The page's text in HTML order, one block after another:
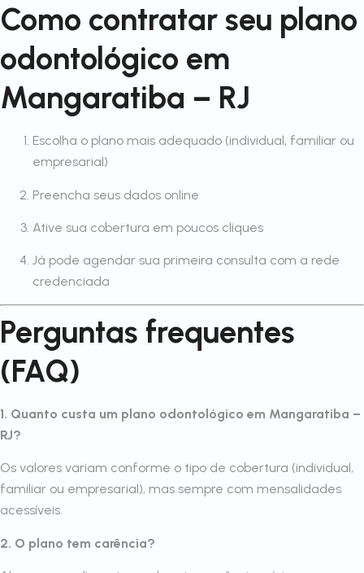
Como contratar seu plano
odontológico em
Mangaratiba – RJ
Escolha o plano mais adequado (individual, familiar ou
empresarial)
Preencha seus dados online
Ative sua cobertura em poucos cliques
Já pode agendar sua primeira consulta com a rede
credenciada
Perguntas frequentes
(FAQ)
1. Quanto custa um plano odontológico em Mangaratiba –
RJ?
Os valores variam conforme o tipo de cobertura (individual,
familiar ou empresarial), mas sempre com mensalidades
acessíveis.
2. O plano tem carência?